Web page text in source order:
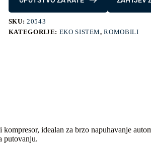
SKU:20543
KATEGORIJE: EKO SISTEM,ROMOBILI
idealan za brzo napuhavanje
putovanju.